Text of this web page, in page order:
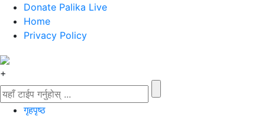
Donate Palika Live
Home
Privacy Policy
+
गृहपृष्‍ठ